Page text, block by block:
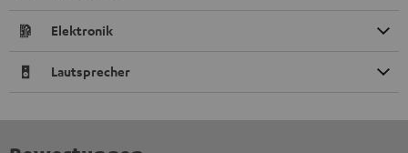
Elektronik
Lautsprecher